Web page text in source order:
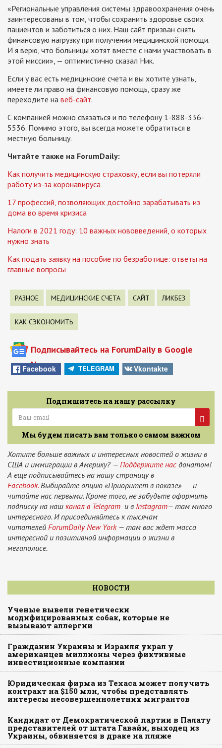
«Региональные управления системы здравоохранения очень
заинтересованы в том, чтобы сохранить здоровье своих
пациентов и заботиться о них. Наш сайт призван снять
финансовую нагрузку при получении медицинской помощи.
И я верю, что больницы хотят вместе с нами участвовать в
этой миссии», — оптимистично сказал Ник.
Если у вас есть медицинские счета и вы хотите узнать,
имеете ли право на финансовую помощь, сразу же
переходите на веб-сайт.
С компанией можно связаться и по телефону 1-888-336-
5536. Помимо этого, вы всегда можете обратиться в
местную больницу.
Читайте также на ForumDaily:
Как получить медицинскую страховку, если вы потеряли
работу из-за коронавируса
17 профессий, позволяющих достойно зарабатывать из
дома во время кризиса
Налоги в 2021 году: 10 важных нововведений, о которых
нужно знать
Как подать заявку на пособие по безработице: ответы на
главные вопросы
РАЗНОЕ МЕДИЦИНСКИЕ СЧЕТА САЙТ ЛИКБЕЗ
КАК СЭКОНОМИТЬ
Подписывайтесь на ForumDaily в Google
News
Facebook TELEGRAM Vkontakte
Подпишитесь на нашу рассылку
Мы будем писать вам только о самом важном
Хотите больше важных и интересных новостей о жизни в
США и иммиграции в Америку? — Поддержите нас донатом!
А еще подписывайтесь на нашу страницу в
Facebook.Выбирайте опцию «Приоритет в показе» — и
читайте нас первыми. Кроме того, не забудьте оформить
подписку на наш канал в Telegram и в Instagram— там много
интересного. И присоединяйтесь к тысячам
читателей ForumDaily New York— там вас ждет масса
интересной и позитивной информации о жизни в
мегаполисе.
НОВОСТИ
Ученые вывели генетически
модифицированных собак, которые не
вызывают аллергии
Гражданин Украины и Израиля украл у
американцев миллионы через фиктивные
инвестиционные компании
Юридическая фирма из Техаса может получить
контракт на $150 млн, чтобы представлять
интересы несовершеннолетних мигрантов
Кандидат от Демократической партии в Палату
представителей от штата Гавайи, выходец из
Украины, обвиняется в драке на пляже